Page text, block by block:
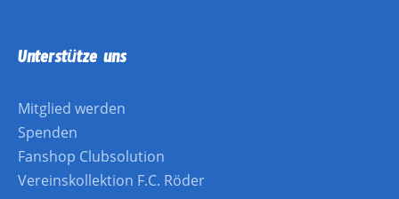
Unterstütze uns
Mitglied werden
Spenden
Fanshop Clubsolution
Vereinskollektion F.C. Röder